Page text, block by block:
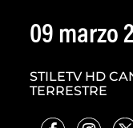
09 marzo
STILETV HD
TERRESTRE